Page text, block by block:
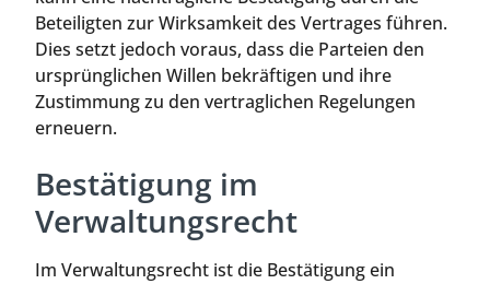
Beteiligten zur Wirksamkeit des Vertrages führen.
Dies setzt jedoch voraus, dass die Parteien den
ursprünglichen Willen bekräftigen und ihre
Zustimmung zu den vertraglichen Regelungen
erneuern.
Bestätigung im
Verwaltungsrecht
Im Verwaltungsrecht ist die Bestätigung ein